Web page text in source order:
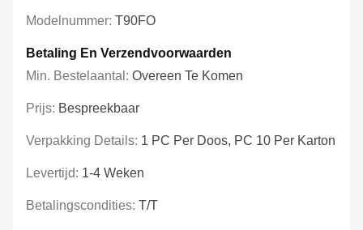
Modelnummer: T90FO
Betaling En Verzendvoorwaarden
Min. Bestelaantal: Overeen Te Komen
Prijs: Bespreekbaar
Verpakking Details: 1 PC Per Doos, PC 10 Per Karton
Levertijd: 1-4 Weken
Betalingscondities: T/T